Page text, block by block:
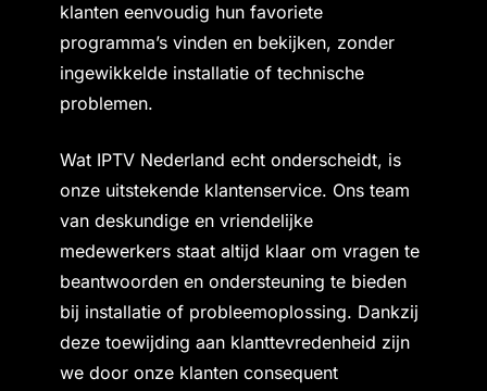
klanten eenvoudig hun favoriete
programma’s vinden en bekijken, zonder
ingewikkelde installatie of technische
problemen.
Wat IPTV Nederland echt onderscheidt, is
onze uitstekende klantenservice. Ons team
van deskundige en vriendelijke
medewerkers staat altijd klaar om vragen te
beantwoorden en ondersteuning te bieden
bij installatie of probleemoplossing. Dankzij
deze toewijding aan klanttevredenheid zijn
we door onze klanten consequent